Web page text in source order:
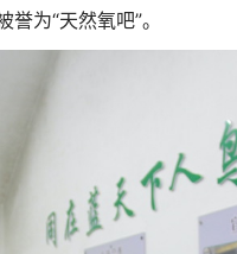
为“天然氧吧”。